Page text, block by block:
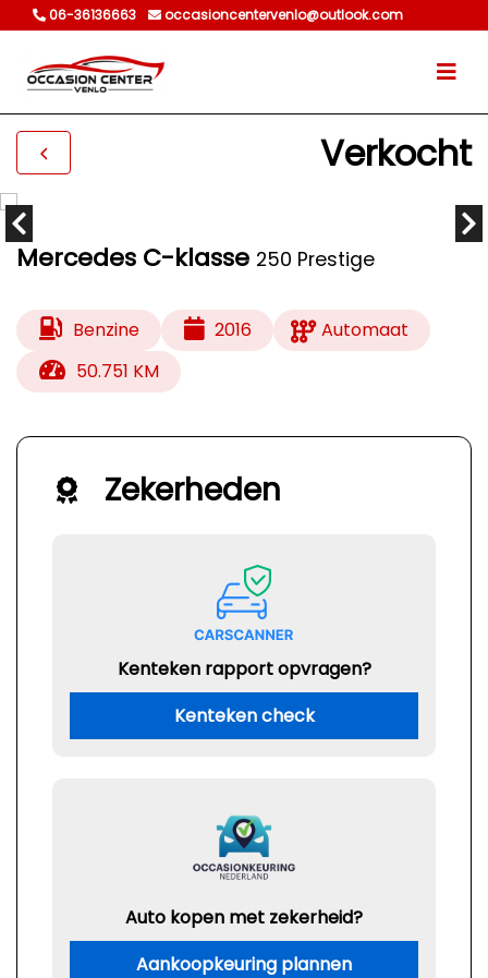
06-36136663 occasioncentervenlo@outlook.com
Verkocht
Mercedes C-klasse 250 Prestige
Benzine 2016
Automaat
50.751 KM
Zekerheden
Kenteken rapport opvragen?
Kenteken check
Auto kopen met zekerheid?
Aankoopkeuring plannen